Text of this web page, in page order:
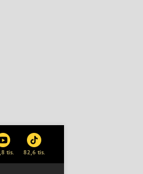
tis. 82,6 tis.